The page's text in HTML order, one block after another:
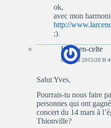
ok,
avec mon
http://
;).
L'arc-en-celte
8 MARS 2015/20 H
Salut Yves,
Pourrais-tu nous faire
personnes qui ont
concert du 14 mars à
Thionville?